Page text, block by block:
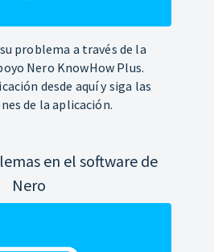
problema a través de la
Nero KnowHow Plus.
desde aquí y siga las
de la aplicación.
en el software de
Nero